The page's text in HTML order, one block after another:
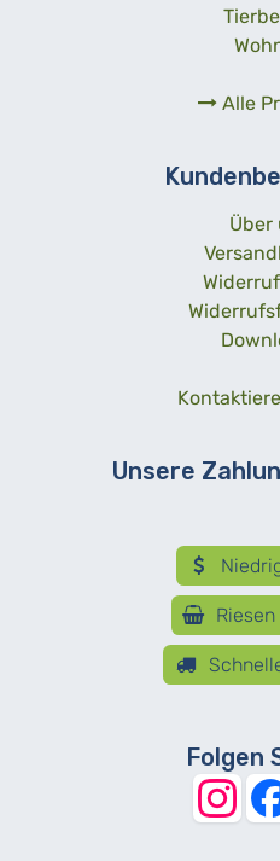
Alle
Über
Unsere
Folgen